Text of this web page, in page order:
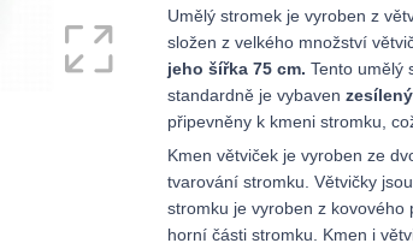
Umělý stromek je vyroben z
složen z velkého množství
jeho šířka 75 cm. Tento umělý
standardně je vybaven
připevněny k kmeni stromku,
Kmen větviček je vyroben ze
tvarování stromku. Větvičky
stromku je vyroben z
horní části stromku. Kmen i